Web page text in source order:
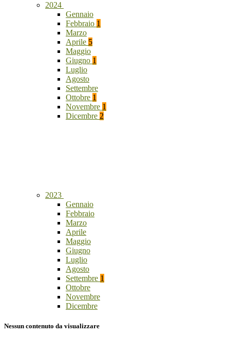
2024
Gennaio
Febbraio 1
Marzo
Aprile 5
Maggio
Giugno 1
Luglio
Agosto
Settembre
Ottobre 1
Novembre 1
Dicembre 2
2023
Gennaio
Febbraio
Marzo
Aprile
Maggio
Giugno
Luglio
Agosto
Settembre 1
Ottobre
Novembre
Dicembre
Nessun contenuto da visualizzare